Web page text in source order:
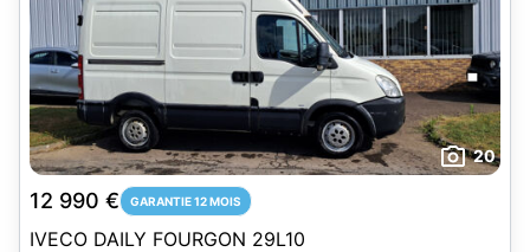
20
12 990 € GARANTIE 12 MOIS
IVECO DAILY FOURGON 29L10